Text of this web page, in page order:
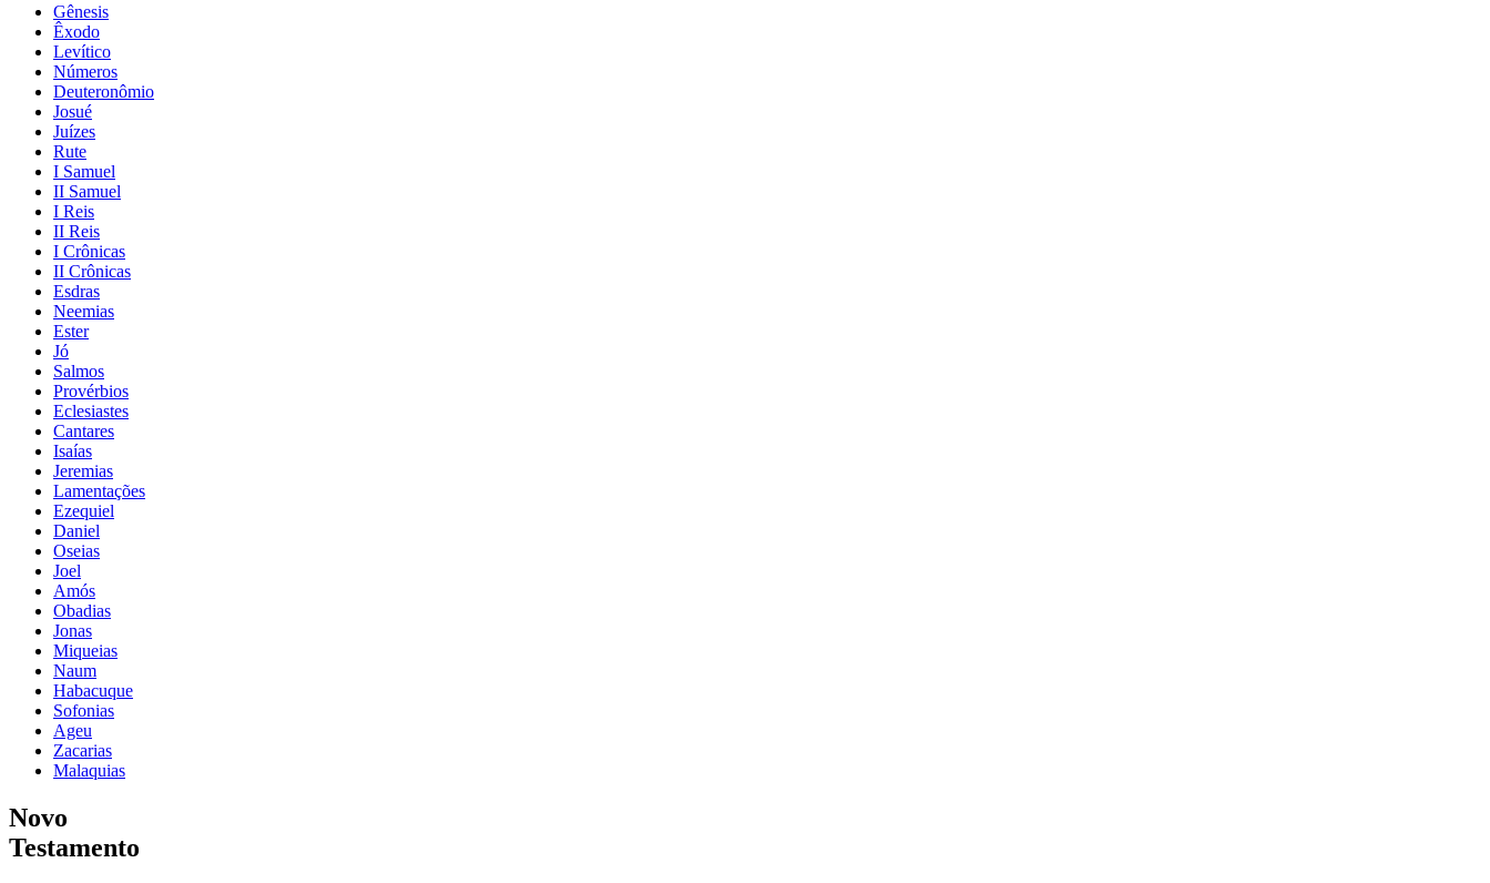
Gênesis
Êxodo
Levítico
Números
Deuteronômio
Josué
Juízes
Rute
I Samuel
II Samuel
I Reis
II Reis
I Crônicas
II Crônicas
Esdras
Neemias
Ester
Jó
Salmos
Provérbios
Eclesiastes
Cantares
Isaías
Jeremias
Lamentações
Ezequiel
Daniel
Oseias
Joel
Amós
Obadias
Jonas
Miqueias
Naum
Habacuque
Sofonias
Ageu
Zacarias
Malaquias
Novo
Testamento